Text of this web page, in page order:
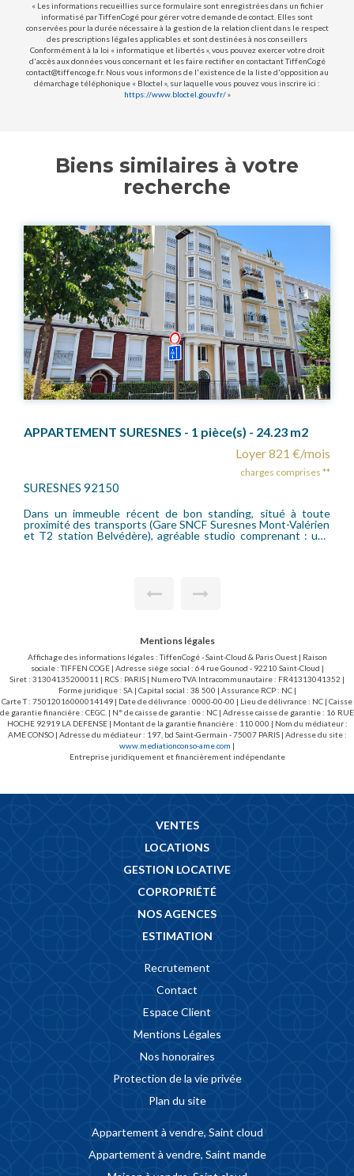
« Les informations recueillies sur ce formulaire sont enregistrées dans un fichier
informatisé par TiffenCogé pour gérer votre demande de contact. Elles sont
conservées pour la durée nécessaire à la gestion de la relation client dans le respect
des prescriptions légales applicables et sont destinées à nos conseillers
Conformément à la loi « informatique et libertés », vous pouvez exercer votre droit
d'accès aux données vous concernant et les faire rectifier en contactant TiffenCogé
contact@tiffencoge.fr. Nous vous informons de l'existence de la liste d'opposition au
démarchage téléphonique « Bloctel », sur laquelle vous pouvez vous inscrire ici :
https://www.bloctel.gouv.fr/»
Biens similaires à votre
recherche
- 24.23 m2
situé à toute
Mont-Valérien
comprenant : une
Bel appartement de 47,44 m²
situé en plein coeur du centre ville
gare SNCF (accès La Défense/St
l'état des lieux d'entrée).
Mentions légales
Affichage des informations légales : TiffenCogé - Saint-Cloud & Paris Ouest | Raison
sociale : TIFFEN COGE | Adresse siège social : 64 rue Gounod - 92210 Saint-Cloud |
Siret : 31304135200011 | RCS : PARIS | Numero TVA Intracommunautaire : FR41313041352 |
Forme juridique : SA | Capital social : 38 500 | Assurance RCP : NC |
Carte T : 75012016000014149 | Date de délivrance : 0000-00-00 | Lieu de délivrance : NC | Caisse
de garantie financière : CEGC. | N° de caisse de garantie : NC | Adresse caisse de garantie : 16 RUE
HOCHE 92919 LA DEFENSE | Montant de la garantie financière : 110 000 | Nom du médiateur :
AME CONSO | Adresse du médiateur : 197, bd Saint-Germain - 75007 PARIS | Adresse du site :
www.mediationconso-ame.com |
Entreprise juridiquement et financièrement indépendante
VENTES
LOCATIONS
GESTION LOCATIVE
COPROPRIÉTÉ
NOS AGENCES
ESTIMATION
Recrutement
Contact
Espace Client
Mentions Légales
Nos honoraires
Protection de la vie privée
Plan du site
Appartement à vendre, Saint cloud
Appartement à vendre, Saint mande